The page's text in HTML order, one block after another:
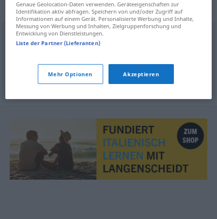
Synonyme für "intermedio"
centrale,interposto,mediano
provvisorio,temporaneo,transitorio
Genaue Geolocation-Daten verwenden. Geräteeigenschaften zur
Identifikation aktiv abfragen. Speichern von und/oder Zugriff auf
Informationen auf einem Gerät. Personalisierte Werbung und Inhalte,
Messung von Werbung und Inhalten, Zielgruppenforschung und
Entwicklung von Dienstleistungen.
Liste der Partner (Lieferanten)
Mehr Optionen Akzeptieren